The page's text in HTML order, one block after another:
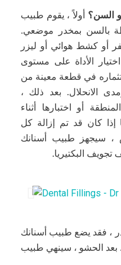
السن؟ أولاً ، يقوم طبيب
بالسن بمخدر موضعي.
أو كشط هوائي أو ليزر
اختيار الأداة على مستوى
في قطعة معينة من
الانحلال. بعد ذلك ،
أو اختبارها أثناء
إذا كان قد تم إزالة كل
، سيجهز طبيب أسنانك
البكتيريا.
، فقد يضع طبيب أسنانك
بعد الحشو ، سينهي طبيب